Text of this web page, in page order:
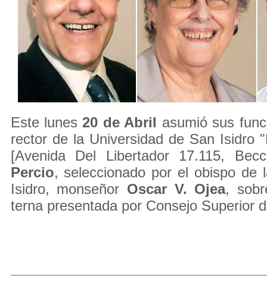
Este lunes20 de Abril asumió sus
rector de la Universidad de San Isidro
[Avenida Del Libertador 17.115,
Percio, seleccionado por el obispo de
Isidro, monseñor Oscar V. Ojea,
terna presentada por Consejo Superior